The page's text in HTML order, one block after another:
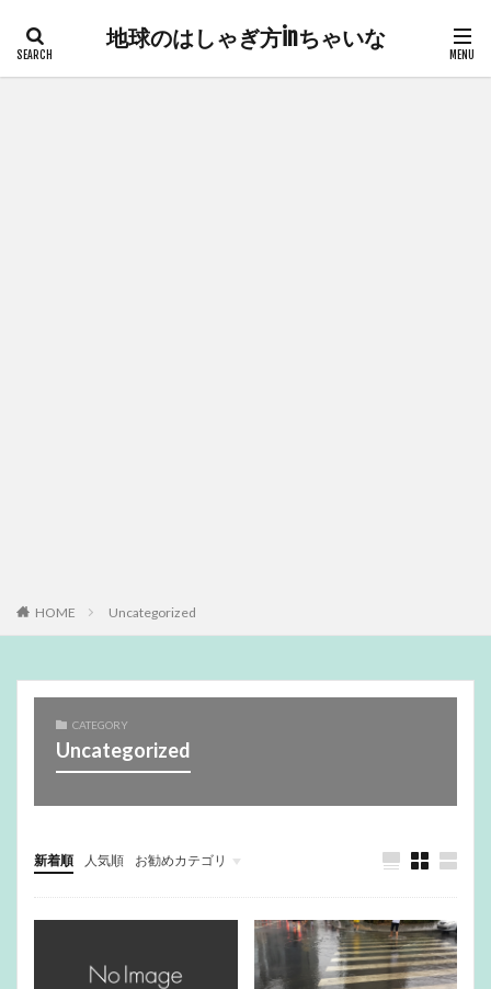
地球のはしゃぎ方inちゃいな
HOME Uncategorized
CATEGORY
Uncategorized
新着順 人気順 お勧めカテゴリ
Uncategorized